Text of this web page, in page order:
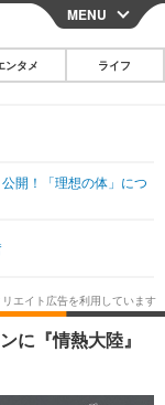
CLOSE
映画・ドラマ
韓国・芸能
スポーツ
グルメ
ショッピング
MENU
ンタメ ライフ
開！「理想の体」につ
に『情熱大陸』